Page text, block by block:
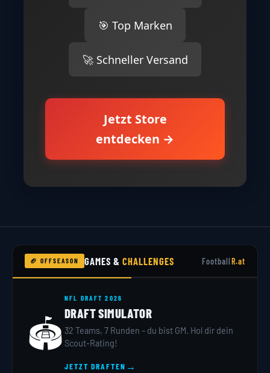
🎯 Top Marken
🚀 Schneller Versand
Jetzt Store
entdecken →
🏈 OFFSEASON GAMES &CHALLENGES FootballR.at
🏟️
NFL DRAFT 2026
DRAFT SIMULATOR
32 Teams, 7 Runden – du bist GM. Hol dir dein
Scout-Rating!
JETZT DRAFTEN →